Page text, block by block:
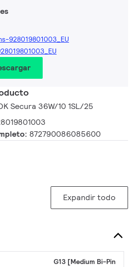
928019801003_EU
Secura 36W/10 1SL/25
872790086085600
Expandir todo
G13 [Medium Bi-Pin